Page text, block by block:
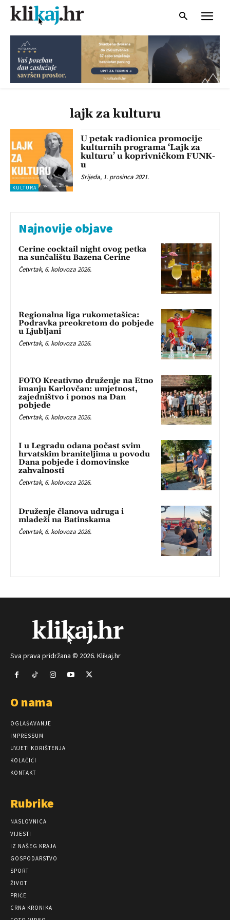
lajk za kulturu
KULTURA
U petak radionica promocije
kulturnih programa ‘Lajk za
kulturu’ u koprivničkom FUNK-
u
Srijeda, 1. prosinca 2021.
Najnovije objave
Cerine cocktail night ovog petka
na sunčalištu Bazena Cerine
Četvrtak, 6. kolovoza 2026.
Regionalna liga rukometašica:
Podravka preokretom do pobjede
u Ljubljani
Četvrtak, 6. kolovoza 2026.
FOTO Kreativno druženje na Etno
imanju Karlovčan: umjetnost,
zajedništvo i ponos na Dan
pobjede
Četvrtak, 6. kolovoza 2026.
I u Legradu odana počast svim
hrvatskim braniteljima u povodu
Dana pobjede i domovinske
zahvalnosti
Četvrtak, 6. kolovoza 2026.
Druženje članova udruga i
mladeži na Batinskama
Četvrtak, 6. kolovoza 2026.
Sva prava pridržana © 2026. Klikaj.hr
O nama
OGLAŠAVANJE
IMPRESSUM
UVJETI KORIŠTENJA
KOLAČIĆI
KONTAKT
Rubrike
NASLOVNICA
VIJESTI
IZ NAŠEG KRAJA
GOSPODARSTVO
SPORT
ŽIVOT
PRIČE
CRNA KRONIKA